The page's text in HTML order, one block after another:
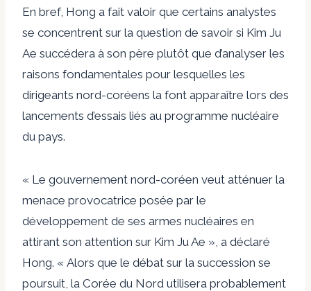
En bref, Hong a fait valoir que certains analystes
se concentrent sur la question de savoir si Kim Ju
Ae succédera à son père plutôt que d’analyser les
raisons fondamentales pour lesquelles les
dirigeants nord-coréens la font apparaître lors des
lancements d’essais liés au programme nucléaire
du pays.
« Le gouvernement nord-coréen veut atténuer la
menace provocatrice posée par le
développement de ses armes nucléaires en
attirant son attention sur Kim Ju Ae », a déclaré
Hong. « Alors que le débat sur la succession se
poursuit, la Corée du Nord utilisera probablement